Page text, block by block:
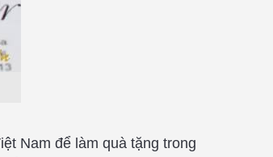
Nam để làm quà tặng trong